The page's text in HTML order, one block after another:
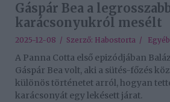
Gáspár Bea a
karácsonyukról mesélt
2025-12-08 / Szerző: Habostorta / Egyéb
A Panna Cotta első epizódjában
Gáspár Bea volt, aki a sütés-főzés
különös történetet arról, hogyan
karácsonyát egy lekésett járat.